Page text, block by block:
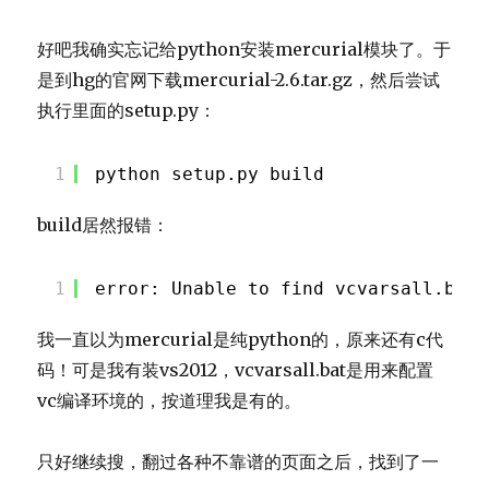
好吧我确实忘记给python安装mercurial模块了。于
是到hg的官网下载mercurial-2.6.tar.gz，然后尝试
执行里面的setup.py：
1 python setup.py build
build居然报错：
1 error: Unable to find vcvarsall.bat
我一直以为mercurial是纯python的，原来还有c代
码！可是我有装vs2012，vcvarsall.bat是用来配置
vc编译环境的，按道理我是有的。
只好继续搜，翻过各种不靠谱的页面之后，找到了一